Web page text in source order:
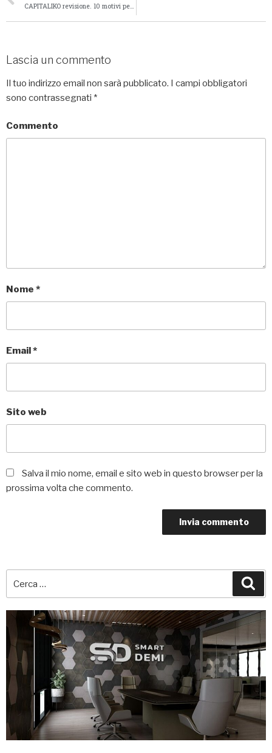
Lascia un commento
Il tuo indirizzo email non sarà pubblicato. I campi obbligatori
sono contrassegnati *
Commento
Nome *
Email*
Sito web
Salva il mio nome, email e sito web in questo browser per la
prossima volta che commento.